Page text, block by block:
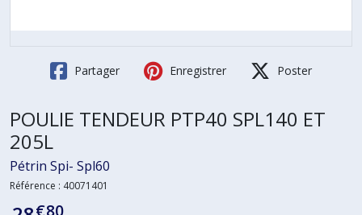
Partager Enregistrer Poster
POULIE TENDEUR PTP40 SPL140 ET
205L
Pétrin Spi- Spl60
Référence : 40071401
€80